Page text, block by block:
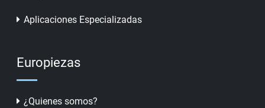
Aplicaciones Especializadas
Europiezas
¿Quienes somos?